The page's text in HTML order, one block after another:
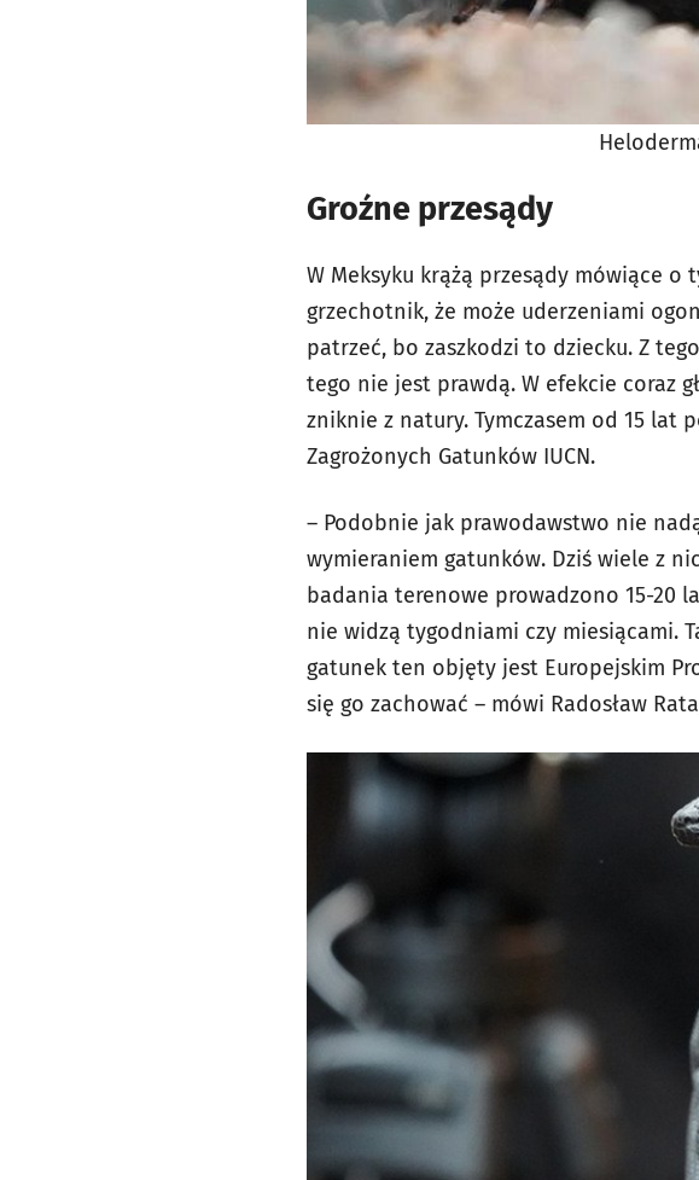
Groźne przesądy
W Meksyku krążą przesądy mówiące
grzechotnik, że może uderzeniami
patrzeć, bo zaszkodzi to dziecku. Z
tego nie jest prawdą. W efekcie coraz
zniknie z natury. Tymczasem od 15 lat
Zagrożonych Gatunków IUCN.
– Podobnie jak prawodawstwo nie
wymieraniem gatunków. Dziś wiele z
badania terenowe prowadzono 15-20
nie widzą tygodniami czy miesiącami.
gatunek ten objęty jest Europejskim
się go zachować – mówi Radosław